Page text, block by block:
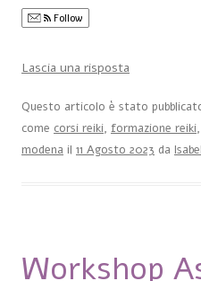
Follow
Lascia una risposta
Questo articolo è stato
come corsi reiki, formazione reiki,
modena il 11 Agosto 2023 da
Workshop